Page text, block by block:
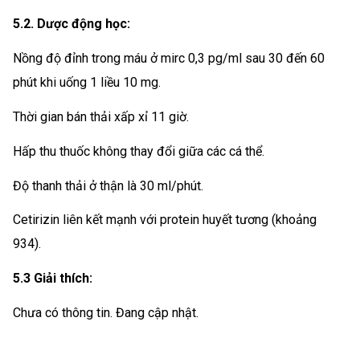
5.2. Dược động học:
Nồng độ đỉnh trong máu ở mirc 0,3 pg/ml sau 30 đến 60
phút khi uống 1 liều 10 mg.
Thời gian bán thải xấp xỉ 11 giờ.
Hấp thu thuốc không thay đổi giữa các cá thể.
Độ thanh thải ở thận là 30 ml/phút.
Cetirizin liên kết mạnh với protein huyết tương (khoảng
934).
5.3 Giải thích:
Chưa có thông tin. Đang cập nhật.